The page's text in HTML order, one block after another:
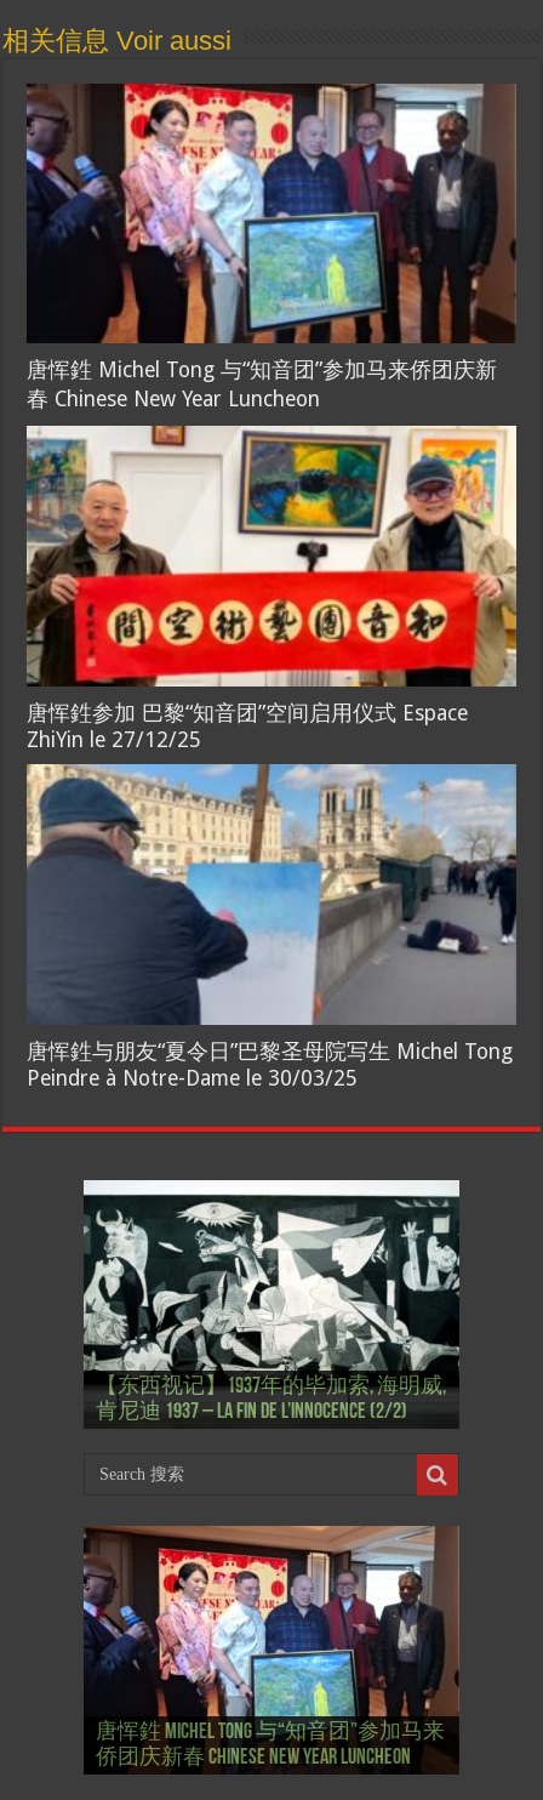
相关信息 Voir aussi
唐恽鉎 Michel Tong 与“知音团”参加马来侨团庆新
春 Chinese New Year Luncheon
唐恽鉎参加 巴黎“知音团”空间启用仪式 Espace
ZhiYin le 27/12/25
唐恽鉎与朋友“夏令日”巴黎圣母院写生 Michel Tong
Peindre à Notre-Dame le 30/03/25
【东西视记】1937年的毕加索, 海明威,
肯尼迪 1937 – La fin de l’innocence (2/2)
【东西视记】1937年的毕加索, 海明威,
肯尼迪 1937 – La fin de l’innocence (1/2)
【东西视记】格蕾丝·凯莉 面对命运
Grace face à son destin
【东西视记】欧仁·德拉克鲁瓦 Eugène
Delacroix, d’Orient et d’Occident
【东西视记】皮尔·卡丹 Pierre Cardin –
La griffe de la modernité
【东西视记】法国央视: 拉格斐 超级
偶像 Karl Lagerfeld, une icône hors norme
唐恽鉎 Michel Tong 与“知音团”参加马来
侨团庆新春 Chinese New Year Luncheon
唐恽鉎参加 巴黎“知音团”空间启用仪
式 Espace ZhiYin le 27/12/25
唐恽鉎与朋友“夏令日”巴黎圣母院写
生 Michel Tong Peindre à Notre-Dame le
30/03/25
唐恽鉎 Michel Tong 参加马来侨团庆新
春 Chinese New Year Luncheon
唐恽鉎 Michel Tong 参加勒吕德“文艺复
兴”节画展 Exposition “Renaissance” au Lude
唐恽鉎 Michel Tong 将参加勒吕德“文艺
复兴”节画展 Exposition “Renaissance” au
Lude
【文化生活】大皇宫艺术展 Art Capital
2024 au Grand Palais Ephemere
【文化生活】艺术览: 2023年 大皇宫艺
术展 圆满闭幕 Art Capital 2023 au Grand
Palais Ephemere
【东西视记】开幕式: 桑利斯 2022艺术
展 Vernissage SENLIS.ARTFAIR 2022
【文化生活】桑利斯 2022艺术展
SENLIS.ARTFAIR 2022
【文化生活】唐恽鉎 Michel Tong : Art
Capital 2022
【文化生活】开幕式: 第一期“临时”大
皇宫艺术展 Vernissage: Art Capital 2022 au
Grand Palais Ephemere